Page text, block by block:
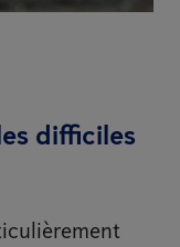
difficiles